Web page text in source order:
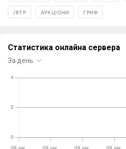
/RTP АУКЦІОНИ ГРИФ